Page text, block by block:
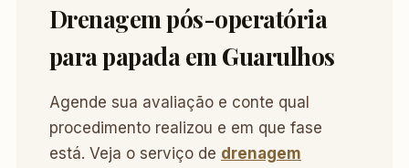
Drenagem pós-operatória
para papada em Guarulhos
Agende sua avaliação e conte qual
procedimento realizou e em que fase
está. Veja o serviço de drenagem